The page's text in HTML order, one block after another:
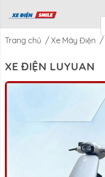
Xe Điện
Smile
CTKM Tháng
Trang chủ / Xe Máy Điện /
XE ĐIỆN LUYUAN